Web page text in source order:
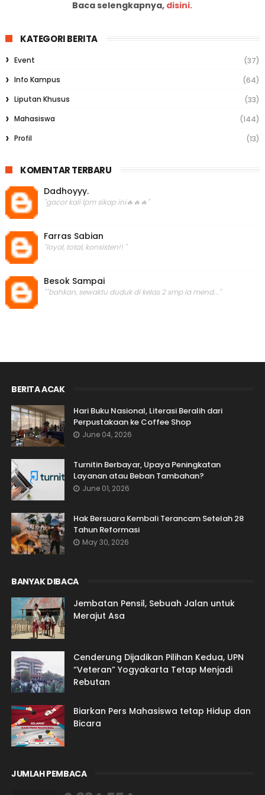
Baca selengkapnya, disini.
KATEGORI BERITA
Event
(37)
Info Kampus
(64)
Liputan Khusus
(33)
Mahasiswa
(144)
Profil
(13)
KOMENTAR TERBARU
Dadhoyyy.
"gacor kali lpm sikap ini🔥🔥🔥"
Farras Sabian
"loyal, total, konsisten!! "
Besok Sampai
""bahkan, sewaktu duduk di kelas 2 smp ia mend..."
BERITA ACAK
Hari Buku Nasional, Literasi Beralih dari
Perpustakaan ke Coffee Shop
June 04, 2026
Turnitin Berbayar, Upaya Peningkatan
Layanan atau Beban Tambahan?
June 01, 2026
Hak Bersuara Kembali Terancam Setelah 28
Tahun Reformasi
May 30, 2026
BANYAK DIBACA
Jembatan Pensil, Sebuah Jalan untuk
Merajut Asa
Cenderung Dijadikan Pilihan Kedua, UPN
“Veteran” Yogyakarta Tetap Menjadi
Rebutan
Biarkan Pers Mahasiswa tetap Hidup dan
Bicara
JUMLAH PEMBACA